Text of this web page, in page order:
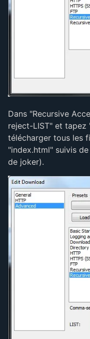
Dans "Recursive
reject-LIST" et
télécharger tous les
"index.html" suivis
de joker).